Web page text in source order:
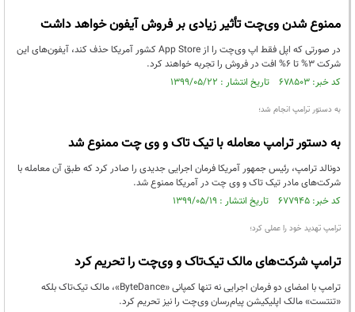
ممنوع شدن وی‌چت تأثیر زیادی بر فروش آیفون خواهد داشت
در صورتی که اپل فقط اپ وی‌چت را از App Store کشور آمریکا حذف کند، آیفون‌های این
شرکت ۳% تا ۶% افت در فروش را تجربه خواهند کرد.
کد خبر: ۶۷۸۵۰۳ تاریخ انتشار : ۱۳۹۹/۰۵/۲۲
به دستور ترامپ انجام شد؛
به دستور ترامپ معامله با تیک تاک و وی چت ممنوع شد
دونالد ترامپ، رئیس جمهور آمریکا فرمان اجرایی جدیدی را صادر کرد که طبق آن معامله با
شرکت‌های مادر تیک تاک و وی چت در آمریکا ممنوع شد.
کد خبر: ۶۷۷۹۴۵ تاریخ انتشار : ۱۳۹۹/۰۵/۱۹
ترامپ تهدید خود را عملی کرد؛
ترامپ شرکت‌های مالک تیک‌تاک و وی‌چت را تحریم کرد
ترامپ با امضای دو فرمان اجرایی نه تنها کمپانی «ByteDance»، مالک تیک‌تاک بلکه
«تنتست» مالک اپلیکیشن پیام‌رسان وی‌چت را نیز تحریم کرد.